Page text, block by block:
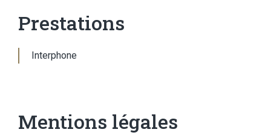
Prestations
Interphone
Mentions légales